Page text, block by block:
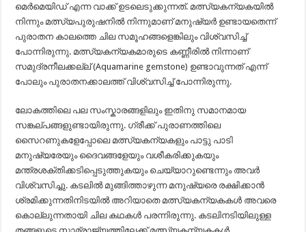
മെർമെയിഡ്‌ എന്ന വാക്ക്‌ ഉടലെടുക്കുന്നത്‌. മത്സ്യകന്യകയിൽ
നിന്നും മത്സ്യപുരുഷനിൽ നിന്നുമാണ്‌ മനുഷ്യർ ഉണ്ടായതെന്ന്
പുരാതന കാലത്തെ ചില സമൂഹങ്ങളെങ്കിലും വിശ്വസിച്ച്‌
പോന്നിരുന്നു. മത്സ്യകന്യകമാരുടെ കണ്ണീരിൽ നിന്നാണ്‌
സമുദ്രനീലക്കല്ല് (Aquamarine gemstone) ഉണ്ടാവുന്നത്‌ എന്ന്
പോലും പുരാതനക്കാലത്ത്‌ വിശ്വസിച്ച്‌ പോന്നിരുന്നു.
ലോകത്തിലെ പല സംസ്കാരങ്ങളിലും ഇതിനു സമാനമായ
സങ്കല്പങ്ങളുണ്ടായിരുന്നു. ഗ്രീക്ക് പുരാണത്തിലെ
സൈറണുകളേപ്പോലെ മത്സ്യകന്യകളും പാട്ടു പാടി
മനുഷ്യരേയും ദൈവങ്ങളേയും വശീകരിക്കുകയും
മന്ത്രശക്തിക്കടിപ്പെടുത്തുകയും ചെയ്യാറുണ്ടെന്നും അവർ
വിശ്വസിച്ചു. കടലിൽ മുങ്ങിത്താഴുന്ന മനുഷ്യരെ രക്ഷിക്കാൻ
ശ്രമിക്കുന്നതിനിടയിൽ അറിയാതെ മത്സ്യകന്യകകൾ അവരെ
കൊല്ലുന്നതായി ചില കഥകൾ പരന്നിരുന്നു. കടലിനടിയിലുള്ള